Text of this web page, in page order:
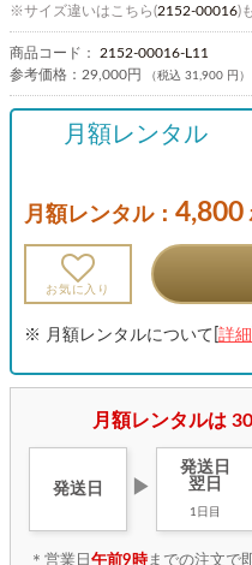
※サイズ違いはこちら(2152-00016)
商品コード： 2152-00016-L11
参考価格： 29,000円 （税込 31,900 円）
月額レンタル
月額レンタル： 4,800
お気に入り
※ 月額レンタルについて[ 詳細
月額レンタルは
発送日 ▶
発送日
翌日
1日目
＊営業日 午前9時までの注文で